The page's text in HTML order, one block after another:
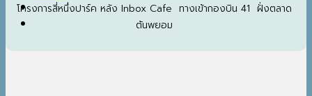
โครงการสี่หนึ่งปาร์ค หลัง Inbox Cafe ทางเข้ากองบิน 41 ฝั่งตลาด
ต้นพยอม